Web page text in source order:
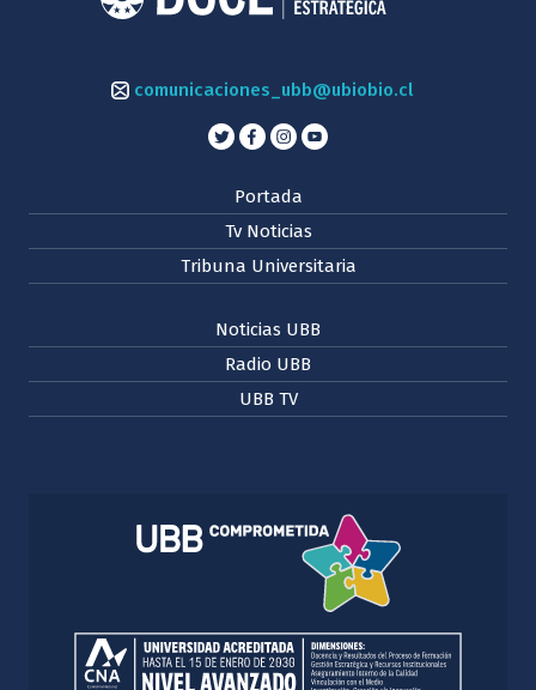
comunicaciones_ubb@ubiobio.cl
Portada
Tv Noticias
Tribuna Universitaria
Noticias UBB
Radio UBB
UBB TV